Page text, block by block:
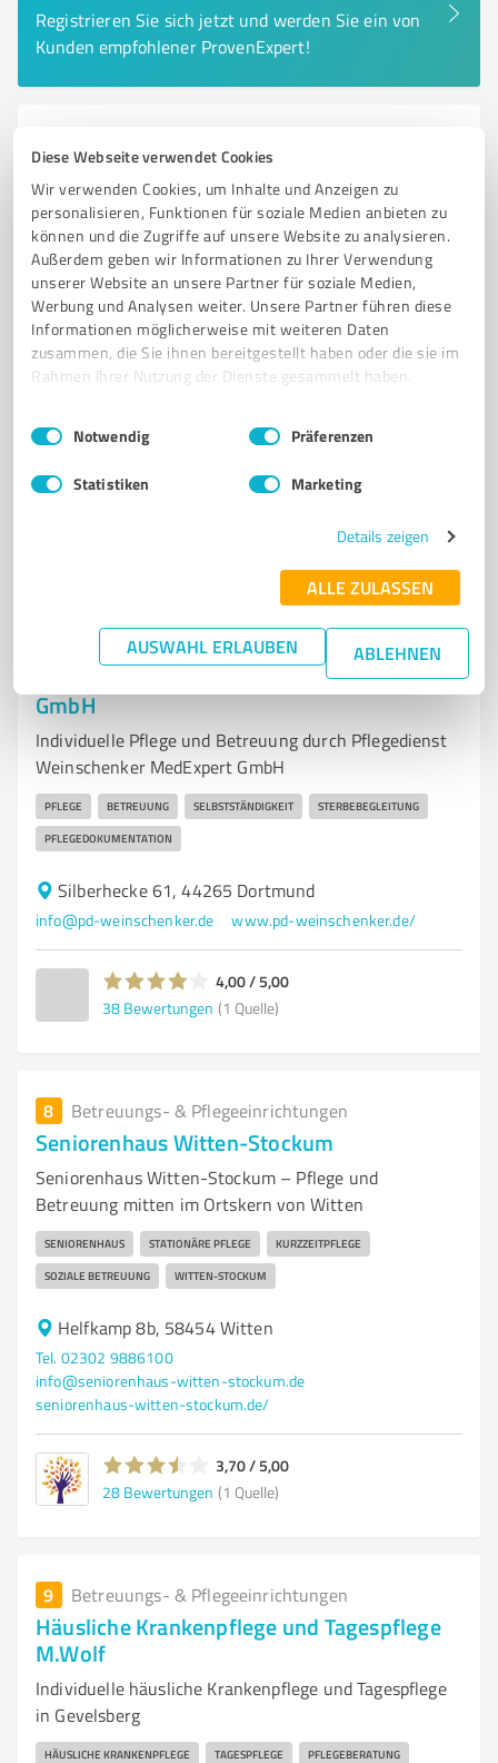
Diese Webseite verwendet Cookies
Wir verwenden Cookies, um Inhalte und Anzeigen zu
personalisieren, Funktionen für soziale Medien anbieten zu
können und die Zugriffe auf unsere Website zu analysieren.
Außerdem geben wir Informationen zu Ihrer Verwendung
unserer Website an unsere Partner für soziale Medien,
Werbung und Analysen weiter. Unsere Partner führen diese
Informationen möglicherweise mit weiteren Daten
zusammen, die Sie ihnen bereitgestellt haben oder die sie im
Rahmen Ihrer Nutzung der Dienste gesammelt haben.
Impressum Datenschutzbestimmungen
Einwilligungsauswahl
Notwendig Präferenzen
Statistiken Marketing
Details zeigen
ALLE ZULASSEN
AUSWAHL ERLAUBEN ABLEHNEN
Registrieren Sie sich jetzt und werden Sie ein von
Kunden empfohlener ProvenExpert!
Pflegeteam Elbschetal Wetter (Ruhr)
Ambulanter Pflegedienst und Tagespflege in Wetter für
individuelle Betreuung
PFLEGEDIENST AMBULANTE PFLEGE TAGESPFLEGE
SENIORENBETREUUNG HÄUSLICHE PFLEGE PFLEGELEISTUNGEN
INDIVIDUELLE BETREUUNG
PFLEGEKONZEPT WETTER PFLEGEKRÄFTE
Kirchstraße 2-4, 58300 Wetter (Ruhr)
Betreuungs- & Pflegeeinrichtungen
Pflegedienst Weinschenker MedExpert
GmbH
Individuelle Pflege und Betreuung durch Pflegedienst
Weinschenker MedExpert GmbH
PFLEGE BETREUUNG SELBSTSTÄNDIGKEIT STERBEBEGLEITUNG
PFLEGEDOKUMENTATION
Silberhecke 61, 44265 Dortmund
info@pd-weinschenker.de www.pd-weinschenker.de/
4,00 / 5,00
38 Bewertungen (1 Quelle)
8 Betreuungs- & Pflegeeinrichtungen
Seniorenhaus Witten-Stockum
Seniorenhaus Witten-Stockum – Pflege und
Betreuung mitten im Ortskern von Witten
SENIORENHAUS STATIONÄRE PFLEGE KURZZEITPFLEGE
SOZIALE BETREUUNG WITTEN-STOCKUM
Helfkamp 8b, 58454 Witten
Tel. 02302 9886100
info@seniorenhaus-witten-stockum.de
seniorenhaus-witten-stockum.de/
3,70 / 5,00
28 Bewertungen (1 Quelle)
9 Betreuungs- & Pflegeeinrichtungen
Häusliche Krankenpflege und Tagespflege
M.Wolf
Individuelle häusliche Krankenpflege und Tagespflege
in Gevelsberg
HÄUSLICHE KRANKENPFLEGE TAGESPFLEGE PFLEGEBERATUNG